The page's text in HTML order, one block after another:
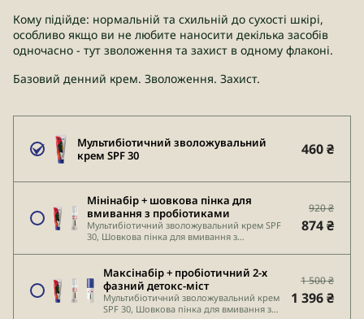
Кому підійде: нормальній та схильній до сухості шкірі,
особливо якщо ви не любите наносити декілька засобів
одночасно - тут зволоження та захист в одному флаконі.
Базовий денний крем. Зволоження. Захист.
Мультибіотичний зволожувальний
крем SPF 30
460 ₴
Мінінабір + шовкова пінка для
вмивання з пробіотиками
Мультибіотичний зволожувальний крем SPF
30, Шовкова пінка для вмивання з
920 ₴
874 ₴
Максінабір + пробіотичний 2-х
фазний детокс-міст
Мультибіотичний зволожувальний крем
SPF 30, Шовкова пінка для вмивання з
1 500 ₴
1 396 ₴